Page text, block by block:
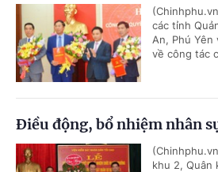
các tỉnh
An, Phú
về công tác
Điều động, bổ nhiệm nhân
khu 2, Quân